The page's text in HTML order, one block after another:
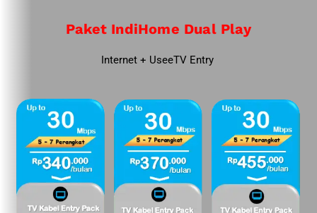
Paket IndiHome Dual Play
Internet + UseeTV Entry